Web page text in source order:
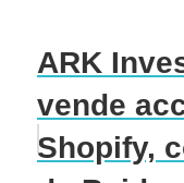
ARK
vende
Shopify,